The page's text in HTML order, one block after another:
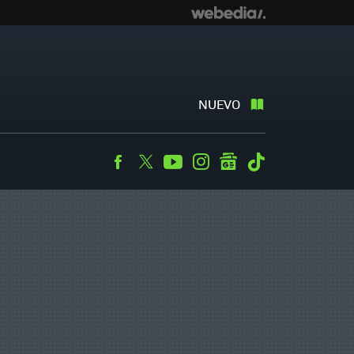
NUEVO
Facebook
TwitterYoutubeInstagramgooglenews